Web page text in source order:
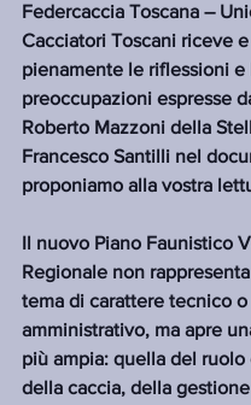
Federcaccia Toscana –
Cacciatori Toscani riceve
pienamente le riflessioni e
preoccupazioni espresse
Roberto Mazzoni della
Francesco Santilli nel
proponiamo alla vostra
Il nuovo Piano Faunistico
Regionale non
tema di carattere tecnico o
amministrativo, ma apre
più ampia: quella del ruolo
della caccia, della